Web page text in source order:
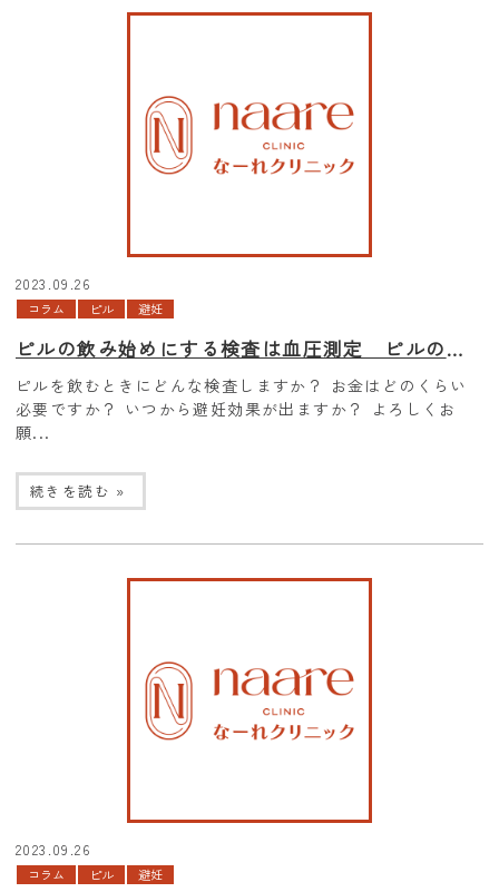
2023.09.26
コラム ピル 避妊
ピルの飲み始めにする検査は血圧測定 ピルの効果
ピルを飲むときにどんな検査しますか？ お金はどのくらい
必要ですか？ いつから避妊効果が出ますか？ よろしくお
願...
続きを読む »
2023.09.26
コラム ピル 避妊